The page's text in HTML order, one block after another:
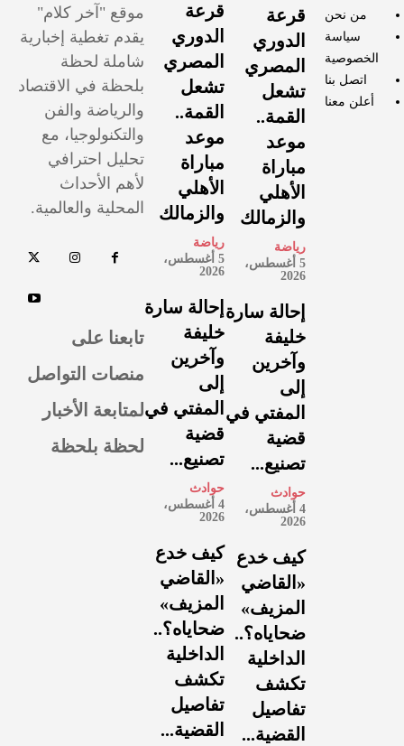
من نحن
سياسة
الخصوصية
اتصل بنا
أعلن معنا
قرعة
الدوري
المصري
تشعل
القمة..
موعد
مباراة
الأهلي
والزمالك
رياضة
5 أغسطس،
2026
إحالة سارة
خليفة
وآخرين
إلى
المفتي في
قضية
تصنيع...
حوادث
4 أغسطس،
2026
كيف خدع
«القاضي
المزيف»
ضحاياه؟..
الداخلية
تكشف
تفاصيل
القضية...
قرعة
الدوري
المصري
تشعل
القمة..
موعد
مباراة
الأهلي
والزمالك
رياضة
5 أغسطس،
2026
إحالة سارة
خليفة
وآخرين
إلى
المفتي في
قضية
تصنيع...
حوادث
4 أغسطس،
2026
كيف خدع
«القاضي
المزيف»
ضحاياه؟..
الداخلية
تكشف
تفاصيل
القضية...
موقع "آخر كلام"
يقدم تغطية إخبارية
شاملة لحظة
بلحظة في الاقتصاد
والرياضة والفن
والتكنولوجيا، مع
تحليل احترافي
لأهم الأحداث
المحلية والعالمية.
تابعنا على
منصات التواصل
لمتابعة الأخبار
لحظة بلحظة